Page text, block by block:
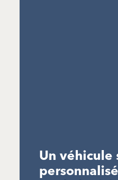
Un véhicule